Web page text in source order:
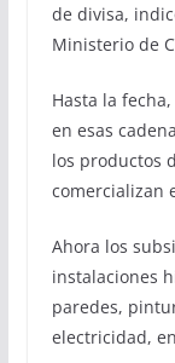
de divisa,
Ministerio de
Hasta la
en esas
los productos
comercializan
Ahora los
instalaciones
paredes,
electricidad,